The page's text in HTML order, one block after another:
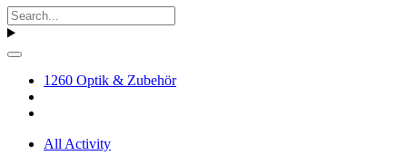
1260 Optik & Zubehör
All Activity